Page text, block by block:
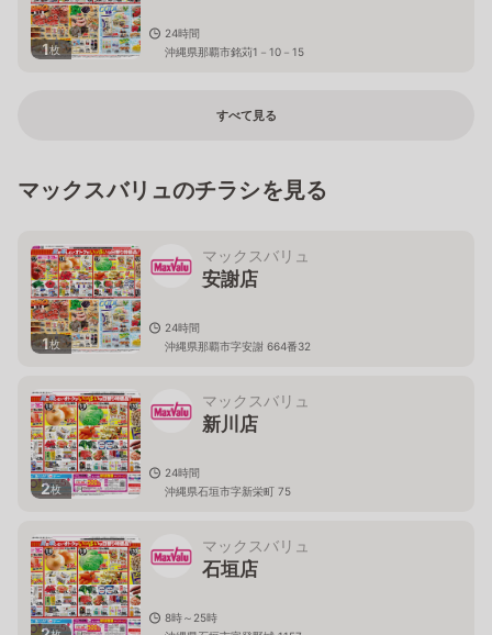
1枚
24時間
沖縄県那覇市銘苅1－10－15
すべて見る
マックスバリュのチラシを見る
1枚
マックスバリュ
安謝店
24時間
沖縄県那覇市字安謝 664番32
2枚
マックスバリュ
新川店
24時間
沖縄県石垣市字新栄町 75
マックスバリュ
石垣店
8時～25時